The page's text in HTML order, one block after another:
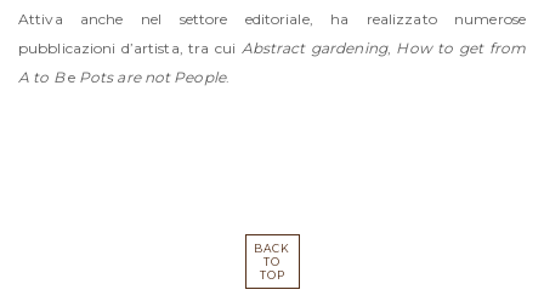
Attiva anche nel settore editoriale, ha realizzato numerose
pubblicazioni d’artista, tra cui Abstract gardening, How to get from
A to Be Pots are not People.
BACK
TO
TOP